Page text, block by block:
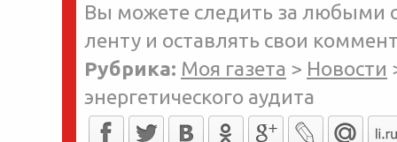
Вы можете следить за любыми
ленту и оставлять свои
Рубрика: Моя газета > Новости
энергетического аудита